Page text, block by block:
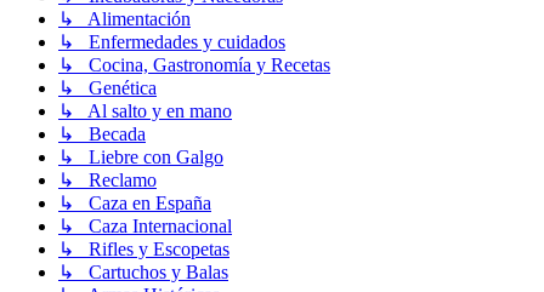
↳ Alimentación
↳ Enfermedades y cuidados
↳ Cocina, Gastronomía y Recetas
↳ Genética
↳ Al salto y en mano
↳ Becada
↳ Liebre con Galgo
↳ Reclamo
↳ Caza en España
↳ Caza Internacional
↳ Rifles y Escopetas
↳ Cartuchos y Balas